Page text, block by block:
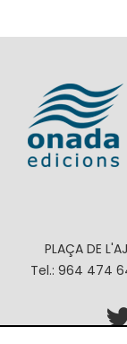
PLAÇA DE
Tel.: 964 474